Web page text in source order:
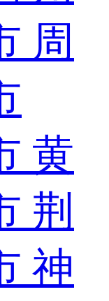
周
黄
荆
神